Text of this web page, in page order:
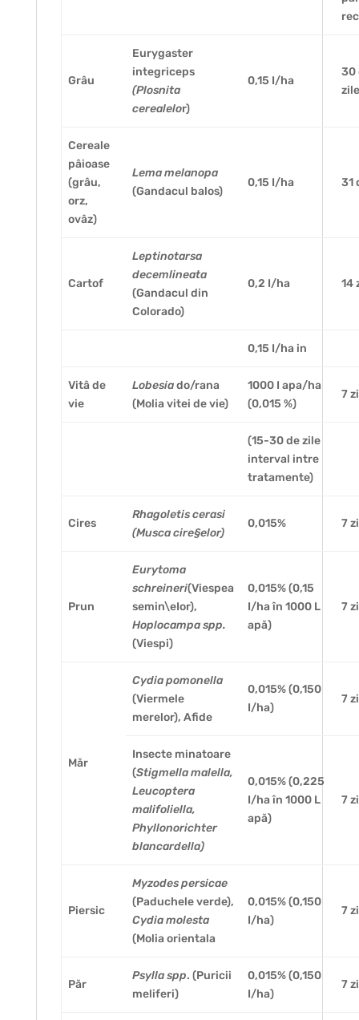
Grâu
Eurygaster
integriceps
(Plosnita
cerealelor)
0,15 I/ha
30
zile
Cereale
pâioase
(grâu,
orz,
ovâz)
Lema melanopa
(Gandacul balos)
0,15 I/ha 31
Cartof
Leptinotarsa
decemlineata
(Gandacul din
Colorado)
0,2 I/ha 14
0,15 I/ha in
Vitâ de
vie
Lobesiado/rana
(Molia vitei de vie)
1000 I apa/ha
(0,015 %)
7
(15-30 de zile
interval intre
tratamente)
Cires
Rhagoletis cerasi
(Musca cire§elor)
0,015% 7
Prun
Eurytoma
schreineri(Viespea
semin\eIor),
Hoplocampa spp.
(Viespi)
0,015% (0,15
I/ha în 1000 L
apă)
7
Măr
Cydia pomonella
(Viermele
merelor), Afide
0,015% (0,150
I/ha)
7
Insecte minatoare
(Stigmella malella,
Leucoptera
malifoliella,
Phyllonorichter
blancardella)
0,015% (0,225
I/ha în 1000 L
apă)
7
Piersic
Myzodes persicae
(Paduchele verde),
Cydia molesta
(Molia orientala
0,015% (0,150
I/ha)
7
Păr
Psylla spp. (Puricii
meliferi)
0,015% (0,150
I/ha)
7